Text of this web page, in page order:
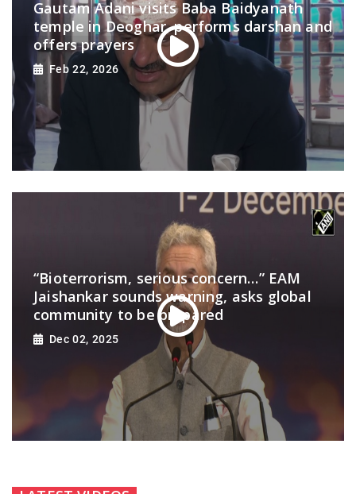
Gautam Adani visits Baba Baidyanath
temple in Deoghar, performs darshan and
offers prayers
Feb 22, 2026
“Bioterrorism, serious concern…” EAM
Jaishankar sounds warning, asks global
community to be prepared
Dec 02, 2025